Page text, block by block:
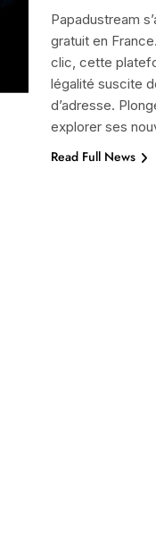
Papadustream
gratuit en
clic, cette
légalité suscite
d’adresse.
explorer ses
Read Full News